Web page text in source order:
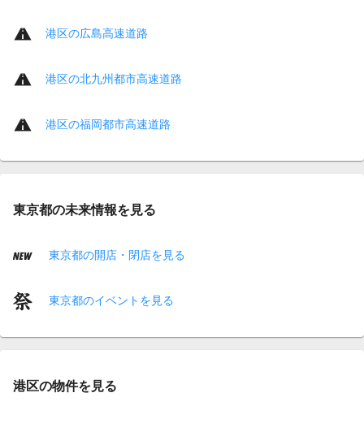
港区の広島高速道路
港区の北九州都市高速道路
港区の福岡都市高速道路
東京都の未来情報を見る
東京都の開店・閉店を見る
東京都のイベントを見る
港区の物件を見る